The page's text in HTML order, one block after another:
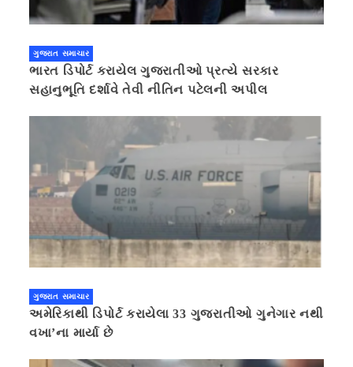
ગુજરાત સમાચાર
ભારત ડિપોર્ટ કરાયેલ ગુજરાતીઓ પ્રત્યે સરકાર
સહાનુભૂતિ દર્શાવે તેવી નીતિન પટેલની અપીલ
ગુજરાત સમાચાર
અમેરિકાથી ડિપોર્ટ કરાયેલા 33 ગુજરાતીઓ ગુનેગાર નથી
વખા’ના માર્યા છે